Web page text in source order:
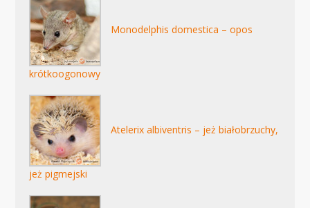
Monodelphis domestica – opos
krótkoogonowy
Atelerix albiventris – jeż białobrzuchy,
jeż pigmejski